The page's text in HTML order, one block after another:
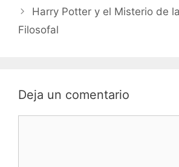
Harry Potter y el Misterio de
Filosofal
Deja un comentario